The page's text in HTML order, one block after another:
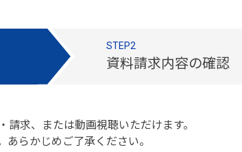
STEP2
資料請求内容の確認
求、または動画視聴いただけます。
らかじめご了承ください。